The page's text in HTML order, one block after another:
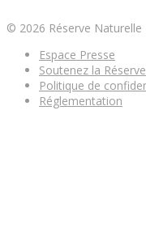
© 2026 Réserve
Espace Presse
Soutenez la
Politique de
Réglementation